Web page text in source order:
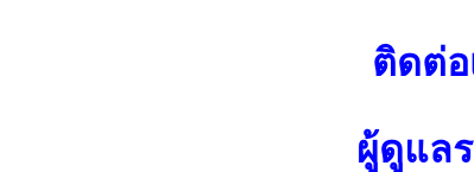
ติดต่อ
ผู้ดูแล